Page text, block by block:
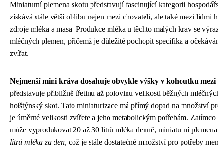
Miniaturní plemena skotu představují fascinující kategorii
získává stále větší oblibu nejen mezi chovateli, ale také mezi lidmi
zdroje mléka a masa. Produkce mléka u těchto malých krav se
mléčných plemen, přičemž je důležité pochopit specifika a
zvířat.
Nejmenší mini kráva dosahuje obvykle výšky v kohoutku mezi
představuje přibližně třetinu až polovinu velikosti běžných
holštýnský skot. Tato miniaturizace má přímý dopad na množství
je úměrné velikosti zvířete a jeho metabolickým potřebám. Zatímco
může vyprodukovat 20 až 30 litrů mléka denně, miniaturní
litrů mléka za den, což je stále dostatečné množství pro potřeby